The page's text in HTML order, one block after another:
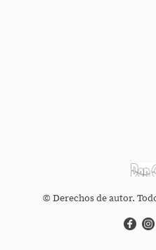
© Derechos de autor.